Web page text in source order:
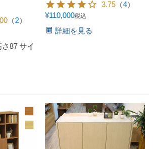
（2）
87 サイ
3.75 （4）
¥110,000税込
詳細を見る